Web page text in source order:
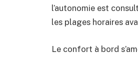
l’autonomie est
les plages horaires
Le confort à bord